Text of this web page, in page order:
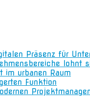
Präsenz für
lohnt
im urbanen Raum
Funktion